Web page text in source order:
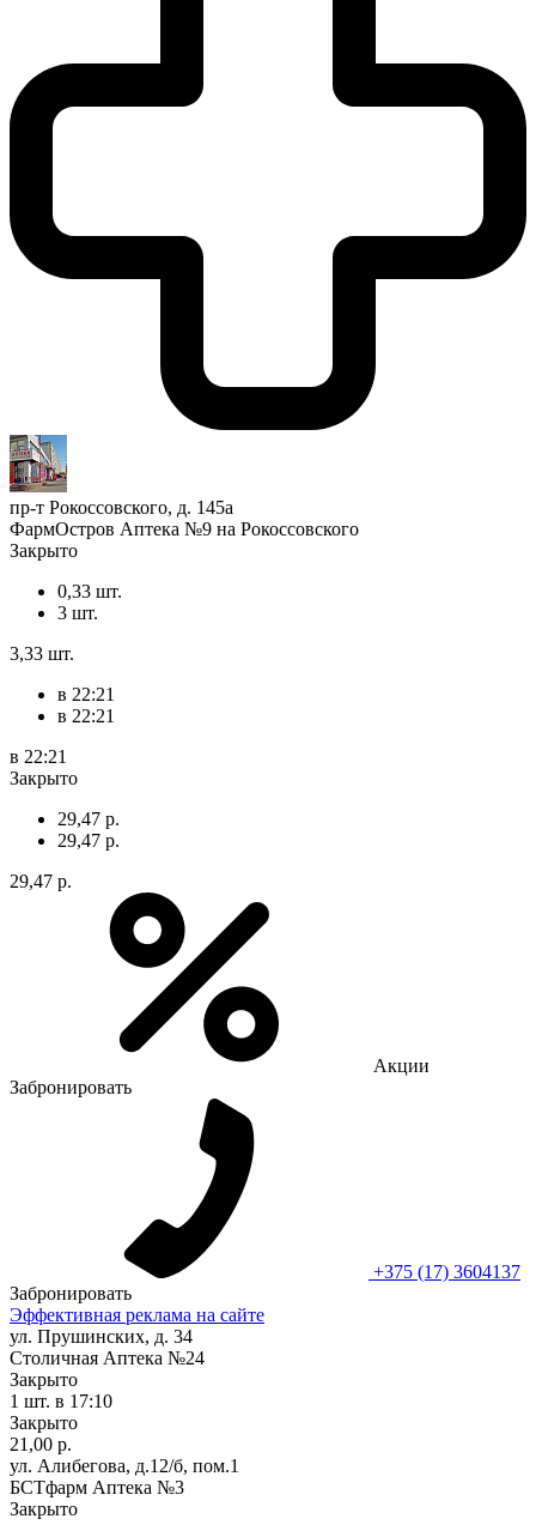
пр-т Рокоссовского, д. 145а
ФармОстров Аптека №9 на Рокоссовского
Закрыто
0,33 шт.
3 шт.
3,33 шт.
в 22:21
в 22:21
в 22:21
Закрыто
29,47 р.
29,47 р.
29,47 р.
Акции
Забронировать
+375 (17) 3604137
Забронировать
Эффективная реклама на сайте
ул. Прушинских, д. 34
Столичная Аптека №24
Закрыто
1 шт. в 17:10
Закрыто
21,00 р.
ул. Алибегова, д.12/б, пом.1
БСТфарм Аптека №3
Закрыто